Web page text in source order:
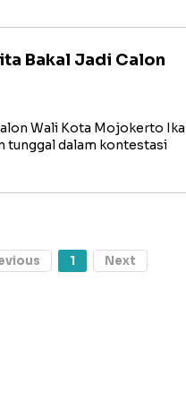
Bakal Jadi Calon
Wali Kota Mojokerto Ika
tunggal dalam kontestasi
1 Next